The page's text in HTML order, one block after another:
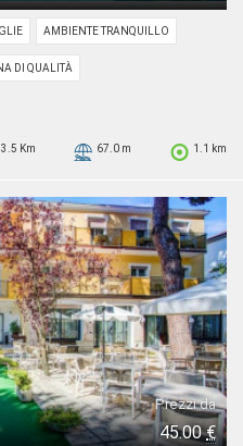
AMBIENTE TRANQUILLO
DI QUALITÀ
1.1 km
67.0 m
3.5 Km
Prezzi da
45.00€